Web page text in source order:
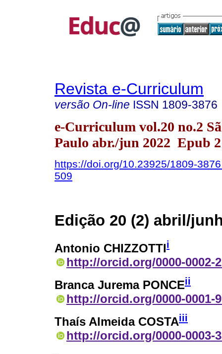
Revista e-Curriculum
versão On-line ISSN 1809-3876
e-Curriculum vol.20 no.2
Paulo abr./jun 2022 Epub
https://doi.org/10.23925/1809-
509
Edição 20 (2) abril/
Antonio CHIZZOTTIi
http://orcid.org/0000-0002-
Branca Jurema PONCEii
http://orcid.org/0000-0001-
Thaís Almeida COSTAiii
http://orcid.org/0000-0003-